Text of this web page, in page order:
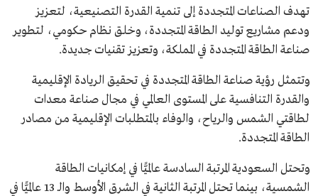
تهدف الصناعات المتجددة إلى تنمية القدرة التصنيعية، لتعزيز
ودعم مشاريع توليد الطاقة المتجددة، وخلق نظام حكومي، لتطوير
صناعة الطاقة المتجددة في المملكة، وتعزيز تقنيات جديدة.
وتتمثل رؤية صناعة الطاقة المتجددة في تحقيق الريادة الإقليمية
والقدرة التنافسية على المستوى العالمي في مجال صناعة معدات
لطاقتي الشمس والرياح، والوفاء بالمتطلبات الإقليمية من مصادر
الطاقة المتجددة.
وتحتل السعودية المرتبة السادسة عالميًّا في إمكانيات الطاقة
الشمسية، بينما تحتل المرتبة الثانية في الشرق الأوسط والـ 13 عالميًّا في